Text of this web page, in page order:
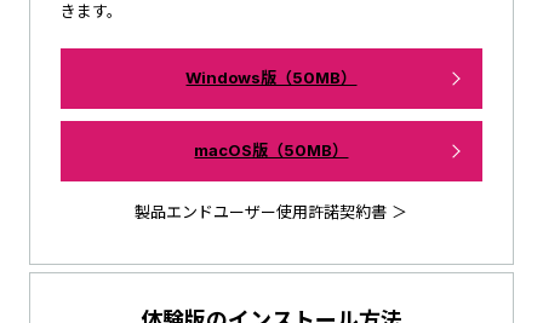
きます。
Windows版（50MB）
macOS版（50MB）
製品エンドユーザー使用許諾契約書 ＞